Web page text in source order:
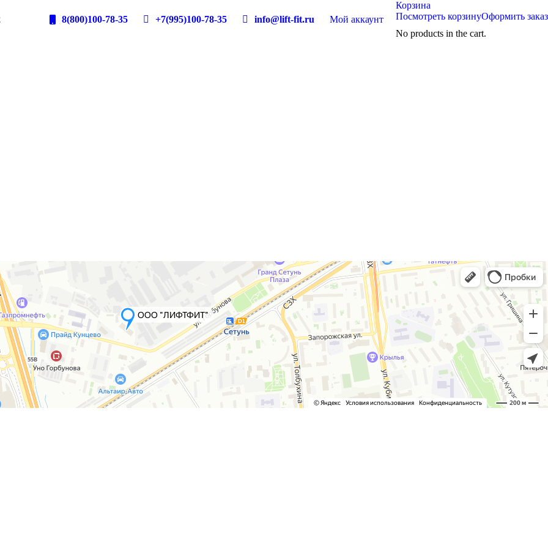
8(800)100-78-35 +7(995)100-78-35 info@lift-fit.ru Мой аккаунт
Корзина
Посмотреть корзинуОформить заказ
No products in the cart.